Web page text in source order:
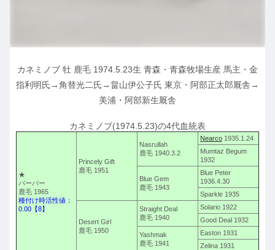
カネミノブ 牡 鹿毛 1974.5.23生 青森・青森牧場生産 馬主・金
指利明氏→角替光二氏→畠山伊公子氏 東京・阿部正太郎厩舎→
美浦・阿部新生厩舎
カネミノブ(1974.5.23)の4代血統表
★
バーバー
鹿毛 1965
種付け時活性値：
0.00【8】
Princely Gift
鹿毛 1951
Nasrullah
鹿毛 1940.3.2
Nearco 1935.1.24
Mumtaz Begum
1932
Blue Gem
鹿毛 1943
Blue Peter
1936.4.30
Sparkle 1935
Desert Girl
鹿毛 1950
Straight Deal
鹿毛 1940
Solario 1922
Good Deal 1932
Yashmak
鹿毛 1941
Easton 1931
Zelina 1931